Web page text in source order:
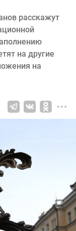
расскажут
на другие
на